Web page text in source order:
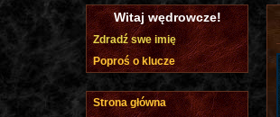
Witaj wędrowcze!
Zdradź swe imię
Poproś o klucze
Strona główna